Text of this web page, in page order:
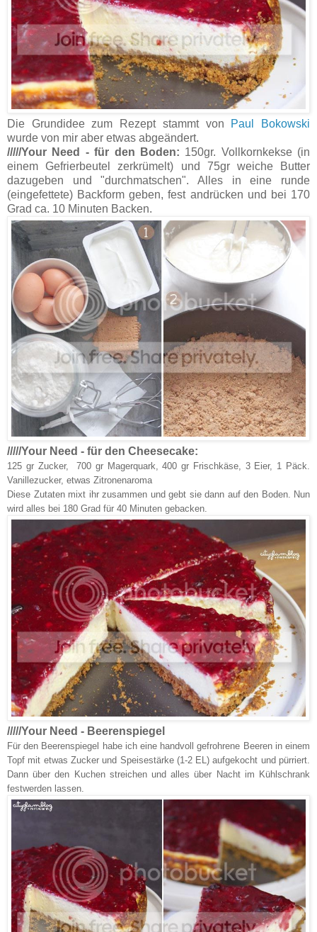
Die Grundidee zum Rezept stammt von
Paul Bokowski
wurde von mir aber etwas abgeändert.
/////Your Need - für den Boden: 150gr. Vollkornkekse (in
einem Gefrierbeutel zerkrümelt) und 75gr weiche Butter
dazugeben und "durchmatschen". Alles in eine runde
(eingefettete) Backform geben, fest andrücken und bei 170
Grad ca. 10 Minuten Backen.
/////Your Need - für den Cheesecake:
125 gr Zucker, 700 gr Magerquark, 400 gr Frischkäse, 3 Eier, 1 Päck.
Vanillezucker, etwas Zitronenaroma
Diese Zutaten mixt ihr zusammen und gebt sie dann auf den Boden. Nun
wird alles bei 180 Grad für 40 Minuten gebacken.
/////Your Need - Beerenspiegel
Für den Beerenspiegel habe ich eine handvoll gefrohrene Beeren in einem
Topf mit etwas Zucker und Speisestärke (1-2 EL) aufgekocht und pürriert.
Dann über den Kuchen streichen und alles über Nacht im Kühlschrank
festwerden lassen.